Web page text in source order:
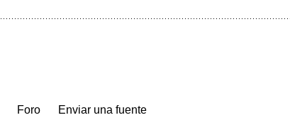
Foro
Enviar una fuente